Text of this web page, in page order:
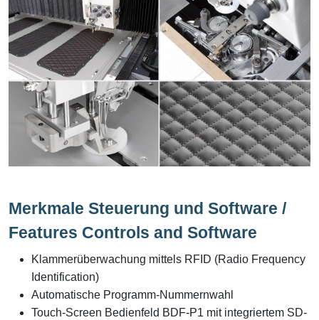
Merkmale Steuerung und Software /
Features Controls and Software
Klammerüberwachung mittels RFID (Radio Frequency
Identification)
Automatische Programm-Nummernwahl
Touch-Screen Bedienfeld BDF-P1 mit integriertem SD-